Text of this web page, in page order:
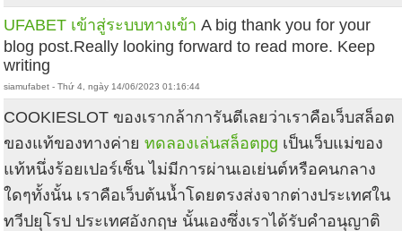
UFABET เข้าสู่ระบบทางเข้า A big thank you for your
blog post.Really looking forward to read more. Keep
writing
siamufabet - Thứ 4, ngày 14/06/2023 01:16:44
COOKIESLOT ของเรากล้าการันตีเลยว่าเราคือเว็บสล็อต
ของแท้ของทางค่ายทดลองเล่นสล็อตpg เป็นเว็บแม่ของ
แท้หนึ่งร้อยเปอร์เซ็น ไม่มีการผ่านเอเย่นต์หรือคนกลาง
ใดๆทั้งนั้น เราคือเว็บต้นน้ำโดยตรงส่งจากต่างประเทศใน
ทวีปยุโรป ประเทศอังกฤษ นั้นเองซึ่งเราได้รับคำอนุญาติ